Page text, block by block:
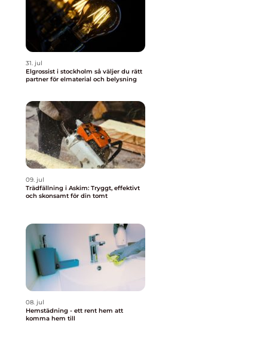
31. jul
Elgrossist i stockholm så väljer du rätt
partner för elmaterial och belysning
09. jul
Trädfällning i Askim: Tryggt, effektivt
och skonsamt för din tomt
08. jul
Hemstädning - ett rent hem att
komma hem till